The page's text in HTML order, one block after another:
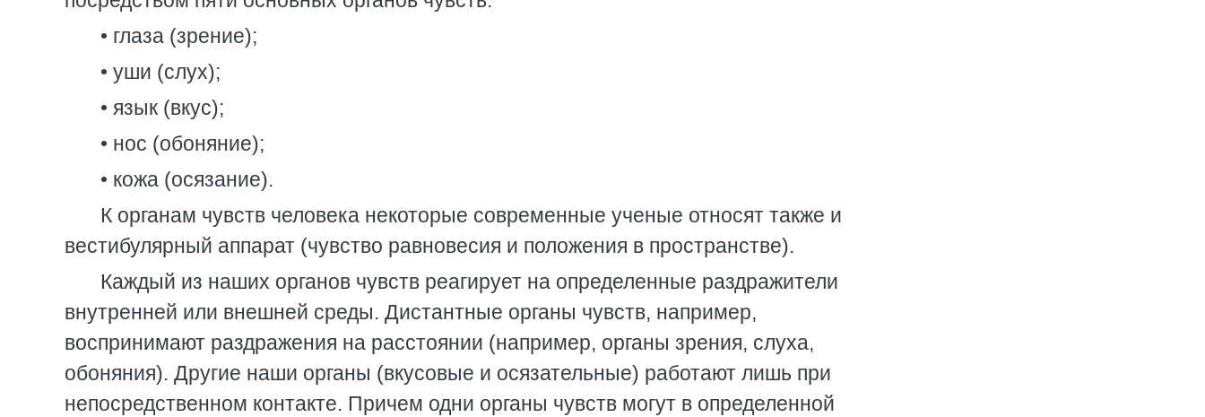
• глаза (зрение);
• уши (слух);
• язык (вкус);
• нос (обоняние);
• кожа (осязание).
К органам чувств человека некоторые современные ученые относят также и
вестибулярный аппарат (чувство равновесия и положения в пространстве).
Каждый из наших органов чувств реагирует на определенные раздражители
внутренней или внешней среды. Дистантные органы чувств, например,
воспринимают раздражения на расстоянии (например, органы зрения, слуха,
обоняния). Другие наши органы (вкусовые и осязательные) работают лишь при
непосредственном контакте. Причем одни органы чувств могут в определенной